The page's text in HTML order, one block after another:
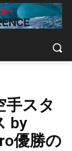
手スタ
by
優勝の